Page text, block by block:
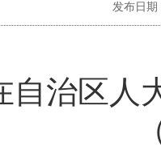
发布日期
自治区人